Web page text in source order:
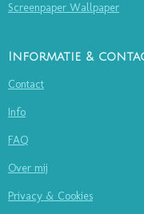
Screenpaper Wallpaper
Informatie &
Contact
Info
FAQ
Over mij
Privacy & Cookies